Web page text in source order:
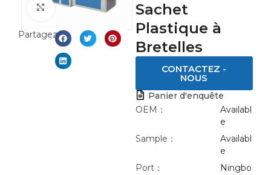
Click to enlarge
Partagez:
Sachet
Plastique à
Bretelles
CONTACTEZ -
NOUS
Panier d'enquête
OEM：
Availabl
e
Sample：
Availabl
e
Port：
Ningbo